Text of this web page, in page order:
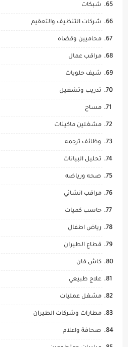
شبكات
شركات التنظيف والتعقيم
محاميين وقضاه
مراقب عمال
شيف حلويات
تدريب وتشغيل
مساح
مشغلين ماكينات
وظائف ترجمه
تحليل البيانات
صحه ورياضه
مراقب انشائي
حاسب كميات
رياض اطفال
قطاع الطيران
كاش فان
علاج طبيعي
مشغل عمليات
مطارات وشركات الطيران
صحافة واعلام